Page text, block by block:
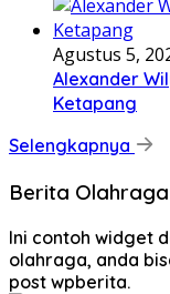
Agustus 5,
Alexander
Ketapang
Selengkapnya
Berita Olahraga
Ini contoh widget
olahraga, anda
post wpberita.